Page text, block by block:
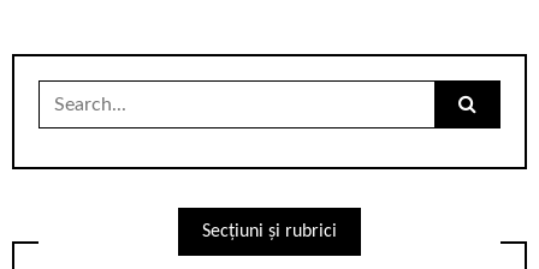
Search
Secțiuni și rubrici